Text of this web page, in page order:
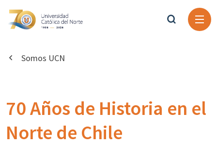
Somos UCN
70 Años de Historia en el
Norte de Chile